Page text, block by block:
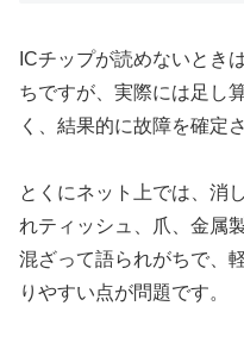
ICチップが読めないとき
ちですが、実際には足し
く、結果的に故障を確定
とくにネット上では、消
れティッシュ、爪、金属
混ざって語られがちで、
りやすい点が問題です。